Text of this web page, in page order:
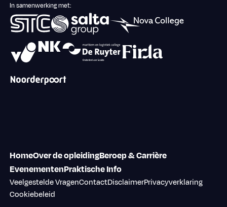
In samenwerking met:
HomeOver de opleidingBeroep & Carrière
EvenementenPraktische Info
Veelgestelde VragenContactDisclaimerPrivacyverklaring
Cookiebeleid